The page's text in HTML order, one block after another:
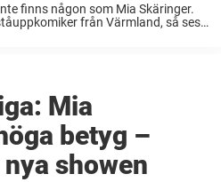
finns någon som Mia Skäringer.
från Värmland, så ses
Mia
betyg –
showen